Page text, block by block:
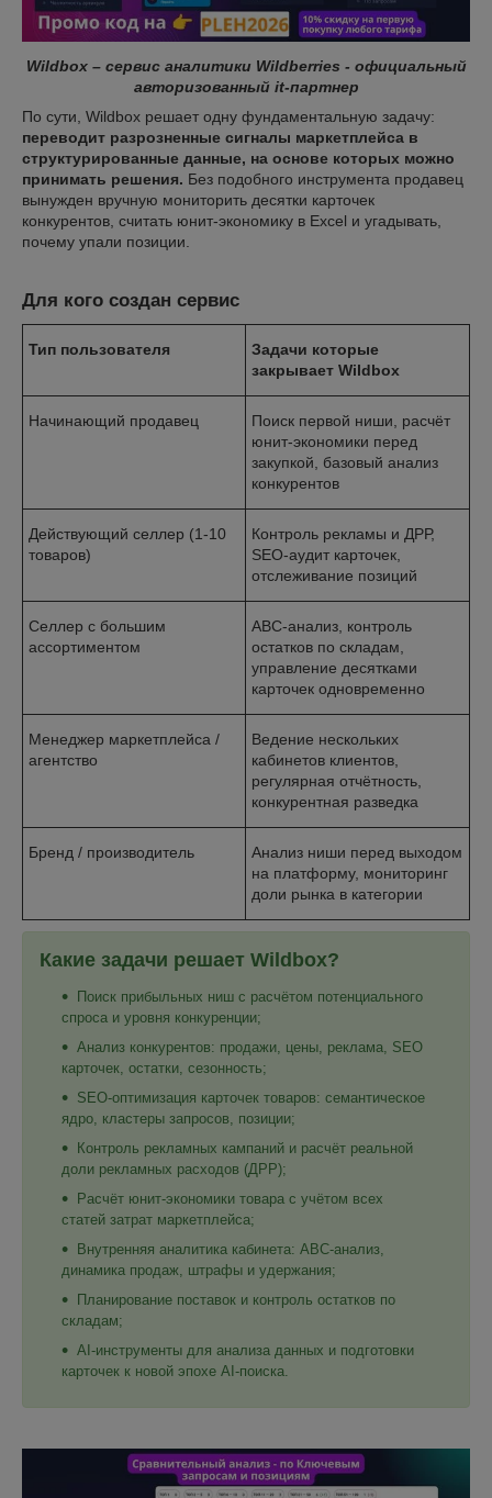
Wildbox – сервис аналитики Wildberries - официальный
авторизованный it-партнер
По сути, Wildbox решает одну фундаментальную задачу:
переводит разрозненные сигналы маркетплейса в
структурированные данные, на основе которых можно
принимать решения. Без подобного инструмента продавец
вынужден вручную мониторить десятки карточек
конкурентов, считать юнит-экономику в Excel и угадывать,
почему упали позиции.
Для кого создан сервис
Тип пользователя
Задачи которые
закрывает Wildbox
Начинающий продавец
Поиск первой ниши, расчёт
юнит-экономики перед
закупкой, базовый анализ
конкурентов
Действующий селлер (1-10
товаров)
Контроль рекламы и ДРР,
SEO-аудит карточек,
отслеживание позиций
Селлер с большим
ассортиментом
ABC-анализ, контроль
остатков по складам,
управление десятками
карточек одновременно
Менеджер маркетплейса /
агентство
Ведение нескольких
кабинетов клиентов,
регулярная отчётность,
конкурентная разведка
Бренд / производитель
Анализ ниши перед выходом
на платформу, мониторинг
доли рынка в категории
Какие задачи решает Wildbox?
Поиск прибыльных ниш с расчётом потенциального
спроса и уровня конкуренции;
Анализ конкурентов: продажи, цены, реклама, SEO
карточек, остатки, сезонность;
SEO-оптимизация карточек товаров: семантическое
ядро, кластеры запросов, позиции;
Контроль рекламных кампаний и расчёт реальной
доли рекламных расходов (ДРР);
Расчёт юнит-экономики товара с учётом всех
статей затрат маркетплейса;
Внутренняя аналитика кабинета: ABC-анализ,
динамика продаж, штрафы и удержания;
Планирование поставок и контроль остатков по
складам;
AI-инструменты для анализа данных и подготовки
карточек к новой эпохе AI-поиска.